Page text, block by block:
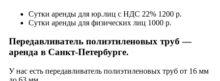
Сутки аренды для юр.лиц с НДС 22% 1200 р.
Сутки аренды для физических лиц 1000 р.
Передавливатель полиэтиленовых труб —
аренда в Санкт-Петербурге.
У нас есть передавливатель полиэтиленовых труб от 16 мм